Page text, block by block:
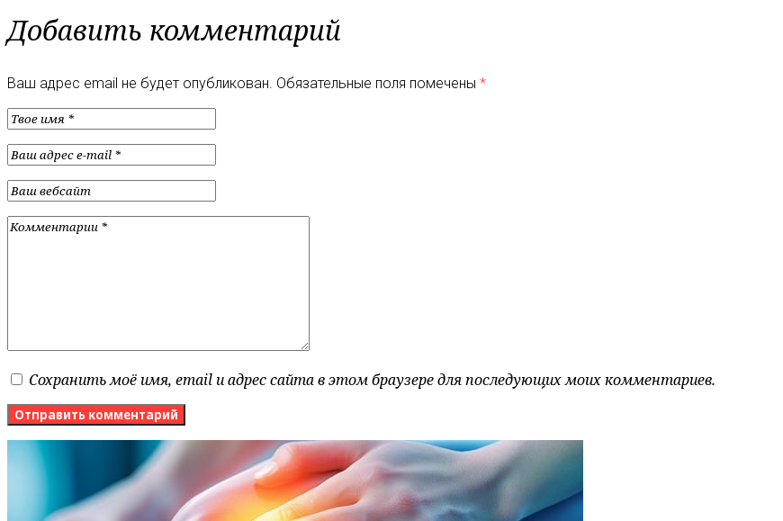
Добавить комментарий
Ваш адрес email не будет опубликован. Обязательные поля помечены *
Сохранить моё имя, email и адрес сайта в этом браузере для последующих моих комментариев.